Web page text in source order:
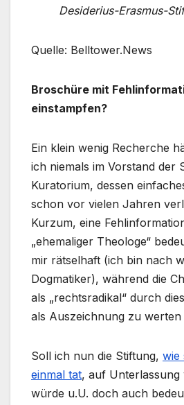
Desiderius-Erasmus-
Quelle: Belltower.News
Broschüre mit
einstampfen?
Ein klein wenig Recherche
ich niemals im Vorstand der
Kuratorium, dessen
schon vor vielen Jahren
Kurzum, eine
„ehemaliger Theologe“
mir rätselhaft (ich bin nach
Dogmatiker), während die
als „rechtsradikal“ durch
als Auszeichnung zu werten
Soll ich nun die Stiftung, wie
einmal tat, auf Unterlassung
würde u.U. doch auch